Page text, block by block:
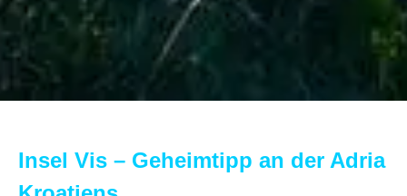
Insel Vis – Geheimtipp an der Adria